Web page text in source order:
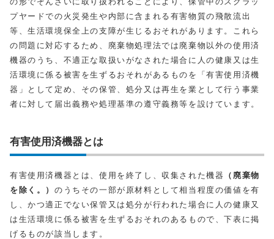
プヤードでの火災発生や内部に含まれる有害物質の飛散流出
等、生活環境保全上の支障が生じるおそれがあります。これら
の問題に対応するため、廃棄物処理法では廃棄物以外の使用済
機器のうち、不適正な取扱いがなされた場合に人の健康又は生
活環境に係る被害を生ずるおそれがあるものを「有害使用済機
器」として定め、その保管、処分又は再生を業として行う事業
者に対して届出義務や処理基準の遵守義務等を設けています。
有害使用済機器とは
有害使用済機器とは、使用を終了し、収集された機器
（廃棄物
を除く。） のうちその一部が原材料として相当程度の価値を有
し、かつ適正でない保管又は処分が行われた場合に人の健康又
は生活環境に係る被害を生ずるおそれのあるもので、下表に掲
げるものが該当します。